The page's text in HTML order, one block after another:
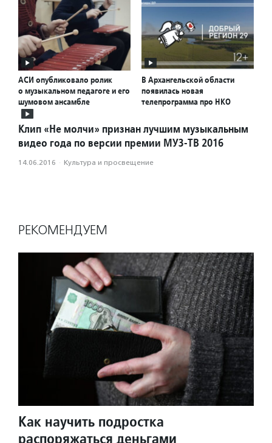
АСИ опубликовало ролик
о музыкальном педагоге и его
шумовом ансамбле
В Архангельской области
появилась новая
телепрограмма про НКО
Клип «Не молчи» признан лучшим музыкальным
видео года по версии премии МУЗ-ТВ 2016
14.06.2016 · Культура и просвещение
РЕКОМЕНДУЕМ
Как научить подростка
распоряжаться деньгами